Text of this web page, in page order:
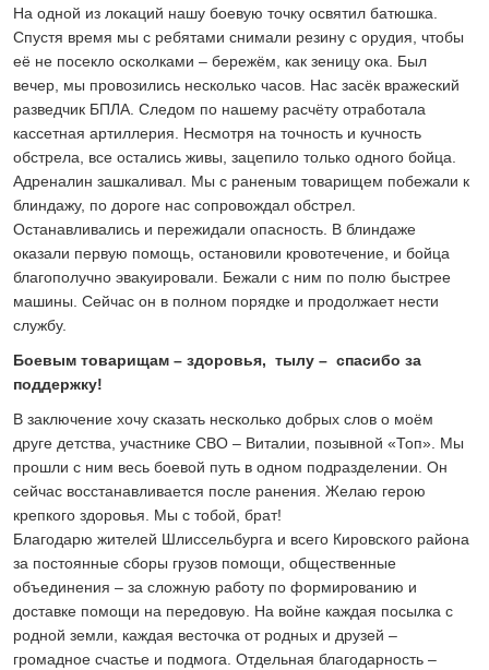
На одной из локаций нашу боевую точку освятил батюшка.
Спустя время мы с ребятами снимали резину с орудия, чтобы
её не посекло осколками – бережём, как зеницу ока. Был
вечер, мы провозились несколько часов. Нас засёк вражеский
разведчик БПЛА. Следом по нашему расчёту отработала
кассетная артиллерия. Несмотря на точность и кучность
обстрела, все остались живы, зацепило только одного бойца.
Адреналин зашкаливал. Мы с раненым товарищем побежали к
блиндажу, по дороге нас сопровождал обстрел.
Останавливались и пережидали опасность. В блиндаже
оказали первую помощь, остановили кровотечение, и бойца
благополучно эвакуировали. Бежали с ним по полю быстрее
машины. Сейчас он в полном порядке и продолжает нести
службу.
Боевым товарищам – здоровья, тылу – спасибо за
поддержку!
В заключение хочу сказать несколько добрых слов о моём
друге детства, участнике СВО – Виталии, позывной «Топ». Мы
прошли с ним весь боевой путь в одном подразделении. Он
сейчас восстанавливается после ранения. Желаю герою
крепкого здоровья. Мы с тобой, брат!
Благодарю жителей Шлиссельбурга и всего Кировского района
за постоянные сборы грузов помощи, общественные
объединения – за сложную работу по формированию и
доставке помощи на передовую. На войне каждая посылка с
родной земли, каждая весточка от родных и друзей –
громадное счастье и подмога. Отдельная благодарность –